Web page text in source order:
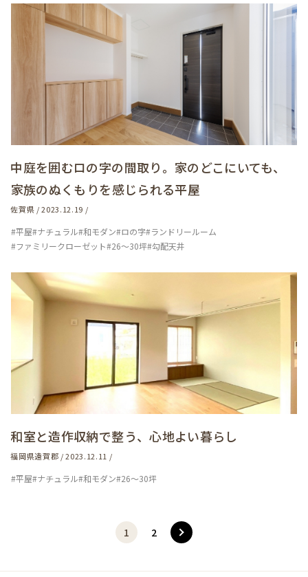
中庭を囲むロの字の間取り。家のどこにいても、
家族のぬくもりを感じられる平屋
佐賀県 / 2023.12.19 /
#平屋#ナチュラル#和モダン#ロの字#ランドリールーム
#ファミリークローゼット#26～30坪#勾配天井
和室と造作収納で整う、心地よい暮らし
福岡県遠賀郡 / 2023.12.11 /
#平屋#ナチュラル#和モダン#26～30坪
1 2